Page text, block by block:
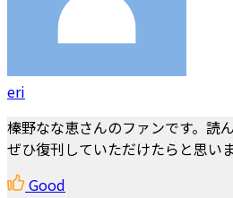
eri
榛野なな恵さんのファンです。読
ぜひ復刊していただけたらと思いま
Good